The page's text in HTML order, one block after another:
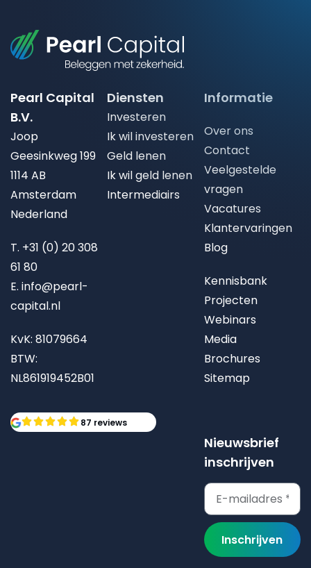
Pearl Capital
B.V.
Joop
Geesinkweg 199
1114 AB
Amsterdam
Nederland
T. +31 (0) 20 308
61 80
E. info@pearl-
capital.nl
KvK: 81079664
BTW:
NL861919452B01
87 reviews
Diensten
Investeren
Ik wil investeren
Geld lenen
Ik wil geld lenen
Intermediairs
Informatie
Over ons
Contact
Veelgestelde
vragen
Vacatures
Klantervaringen
Blog
Kennisbank
Projecten
Webinars
Media
Brochures
Sitemap
Nieuwsbrief
inschrijven
Inschrijven